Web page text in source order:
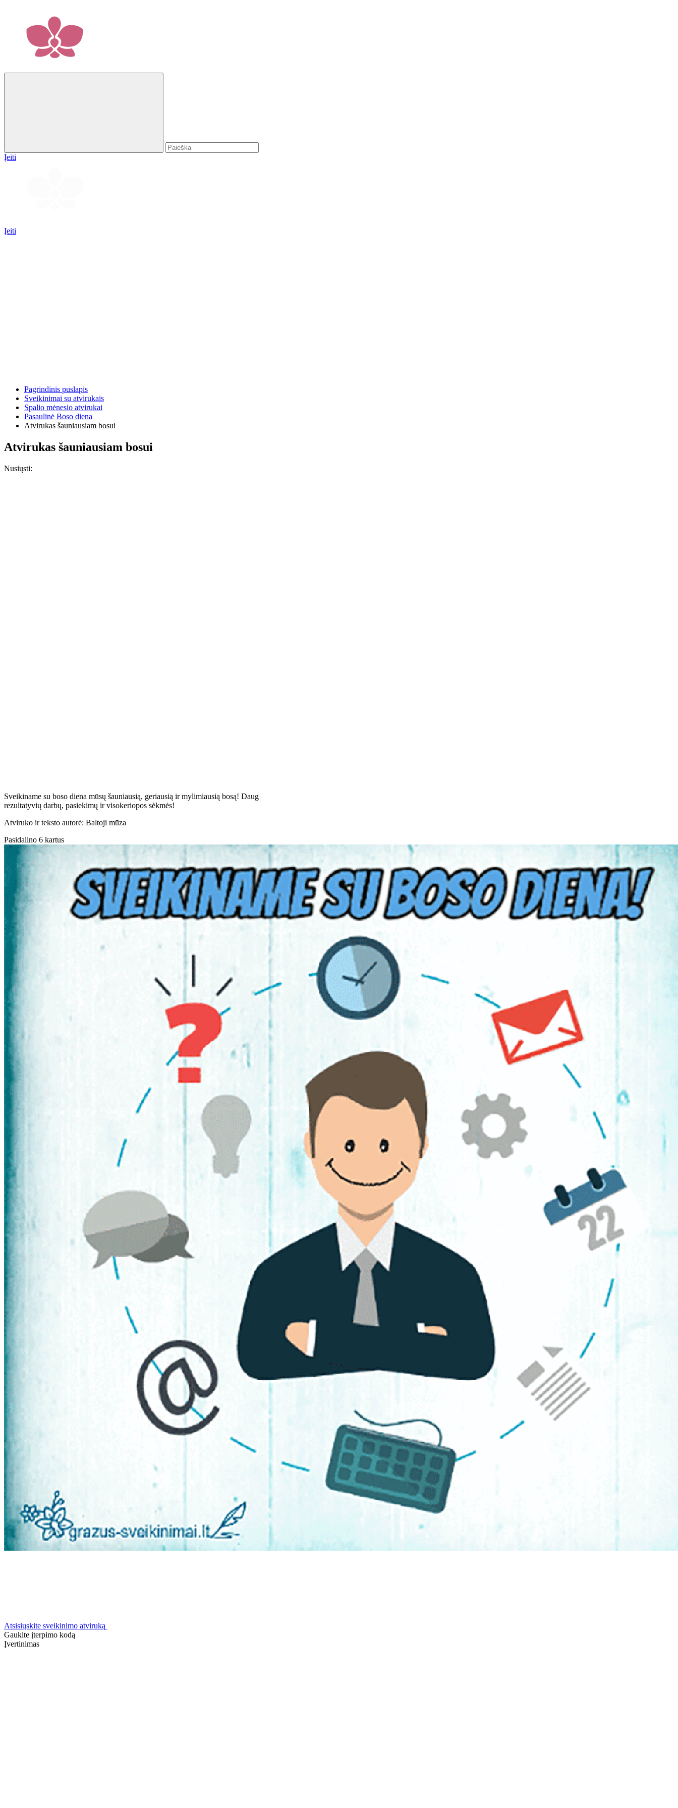
Įeiti
Įeiti
Pagrindinis puslapis
Sveikinimai su atvirukais
Spalio mėnesio atvirukai
Pasaulinė Boso diena
Atvirukas šauniausiam bosui
Atvirukas šauniausiam bosui
Nusiųsti:
Sveikiname su boso diena mūsų šauniausią, geriausią ir mylimiausią bosą! Daug
rezultatyvių darbų, pasiekimų ir visokeriopos sėkmės!
Atviruko ir teksto autorė: Baltoji mūza
Pasidalino 6 kartus
Atsisiųskite sveikinimo atviruką
Gaukite įterpimo kodą
Įvertinimas